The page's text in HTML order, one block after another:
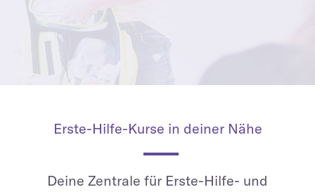
Erste-Hilfe-Kurse in deiner Nähe
Deine Zentrale für Erste-Hilfe- und